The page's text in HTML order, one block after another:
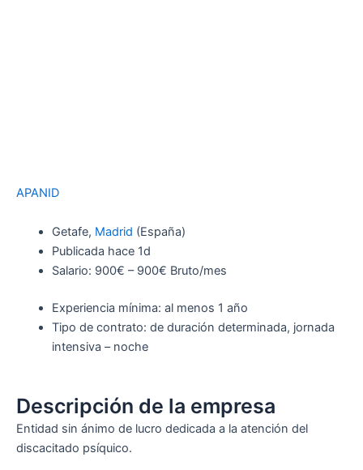
APANID
Getafe, Madrid (España)
Publicada hace 1d
Salario: 900€ – 900€ Bruto/mes
Experiencia mínima: al menos 1 año
Tipo de contrato: de duración determinada, jornada
intensiva – noche
Descripción de la empresa
Entidad sin ánimo de lucro dedicada a la atención del
discacitado psíquico.